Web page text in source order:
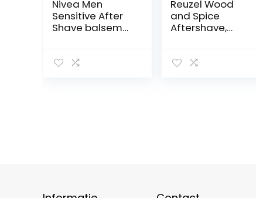
Nivea Men
Sensitive After
Shave balsem
aftershave,
Reuzel Wood
and Spice
Aftershave,
stijl, 100 ml